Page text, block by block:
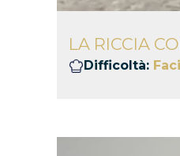
LA RICCIA
Difficoltà: